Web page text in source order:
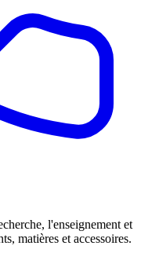
l'enseignement et
matières et accessoires.